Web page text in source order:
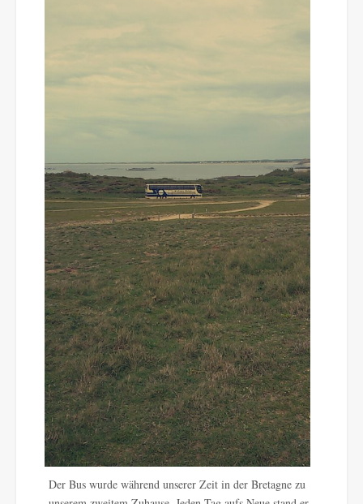
Der Bus wurde während unserer Zeit in der Bretagne zu